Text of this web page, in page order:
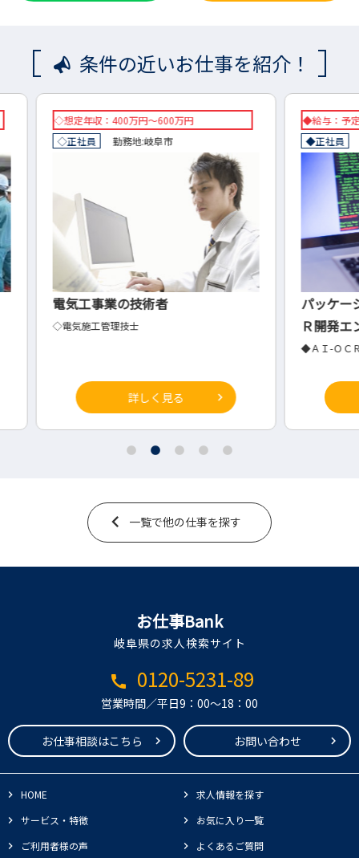
条件の近いお仕事を紹介！
◆給与：予定年収 500万円～800万円…
◆正社員
勤務地:東京都港区
パッケージソフト会社のＡＩ-ＯＣ
Ｒ開発エンジニア
詳しく見る
◇想定
◇正
建設
◇測量
一覧で他の仕事を探す
お仕事Bank
岐阜県の求人検索サイト
call 0120-5231-89
営業時間／平日9：00～18：00
お仕事相談はこちら お問い合わせ
HOME
求人情報を探す
サービス・特徴
お気に入り一覧
ご利用者様の声
よくあるご質問